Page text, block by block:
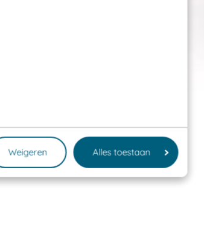
Weigeren Alles toestaan